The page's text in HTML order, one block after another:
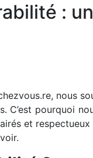
:
nous
pourquoi
et respectueux